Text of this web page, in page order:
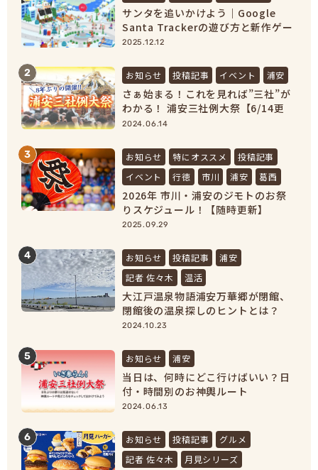
サンタを追いかけよう｜Google
Santa Trackerの遊び方と新作ゲー
ムまとめ【2025最新】
2025.12.12
2 お知らせ 投稿記事 イベント 浦安
さぁ始まる！これを見れば”三社”が
わかる！ 浦安三社例大祭【6/14更
新】
2024.06.14
3 お知らせ 特にオススメ
投稿記事
イベント
行徳 市川 浦安 葛西
2026年 市川・浦安のジモトのお祭
りスケジュール！【随時更新】
2025.09.29
4 お知らせ 投稿記事
浦安
記者 佐々木
温活
大江戸温泉物語浦安万華郷が閉館、
閉館後の温泉探しのヒントとは？
【浦安市民必見！】
2024.10.23
5 お知らせ 浦安
当日は、何時にどこ行けばいい？日
付・時間別のお神輿ルート
2024.06.13
6 お知らせ 投稿記事
グルメ
記者 佐々木
月見シリーズ